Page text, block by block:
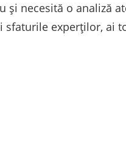
și necesită o analiză
experților, ai